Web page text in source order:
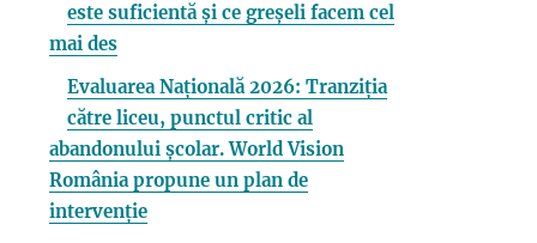
este suficientă și ce greșeli facem cel
mai des
Evaluarea Națională 2026: Tranziția
către liceu, punctul critic al
abandonului școlar. World Vision
România propune un plan de
intervenție